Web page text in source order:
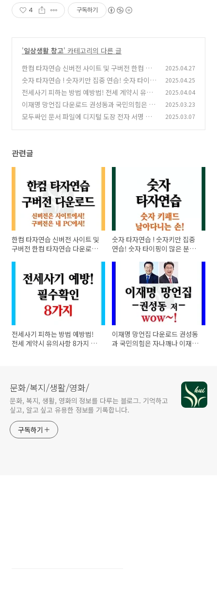
4 구독하기
'일상생활 창고' 카테고리의 다른 글
한컴 타자연습 신버전 사이트 및 구버전 한컴 타
자연습 다운로드 방법! (0)
2025.04.27
숫자 타자연습 ! 숫자키만 집중 연습! 숫자 타이핑
이 많은 분들의 연습장!
(0)
2025.04.25
전세사기 피하는 방법 예방법! 전세 계약시 유의
사항 8가지 필수! (2)
2025.04.04
이재명 망언집 다운로드 권성동과 국민의힘은 자
나깨나 이재명 스토커인가
(1)
2025.03.23
모두싸인 문서 파일에 디지털 도장 전자 서명 넣
2025.03.07
관련글
한컴 타자연습 신버전 사이트 및
구버전 한컴 타자연습 다운로드
숫자 타자연습 ! 숫자키만 집중
연습! 숫자 타이핑이 많은 분들
전세사기 피하는 방법 예방법!
전세 계약시 유의사항 8가지 필
이재명 망언집 다운로드 권성동
과 국민의힘은 자나깨나 이재명
문화/복지/생활/영화/
문화, 복지, 생활, 영화의 정보를 다루는 블로그. 기억하고
싶고, 알고 싶고 유용한 정보를 기록합니다.
구독하기